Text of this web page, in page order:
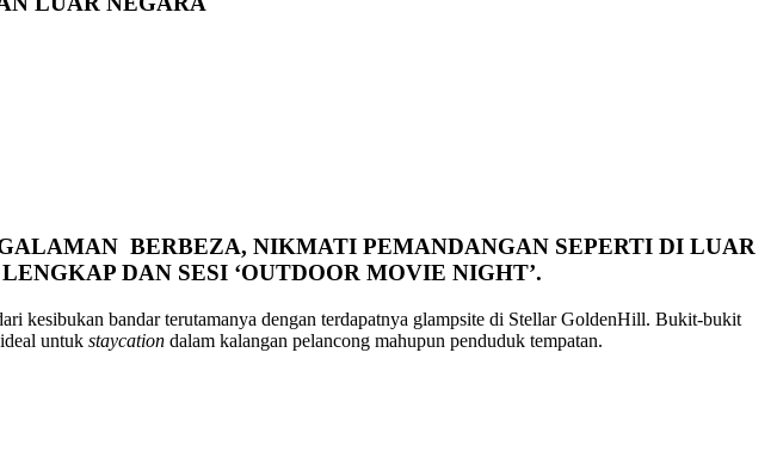
BERBEZA, NIKMATI PEMANDANGAN SEPERTI DI LUAR
DAN SESI ‘OUTDOOR MOVIE NIGHT’.
kesibukan bandar terutamanya dengan terdapatnya glampsite di Stellar GoldenHill. Bukit-bukit
untuk staycation dalam kalangan pelancong mahupun penduduk tempatan.